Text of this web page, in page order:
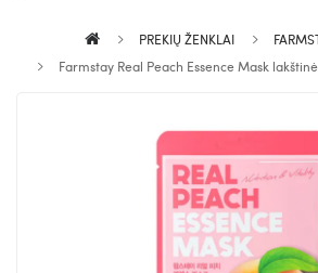
PREKIŲ ŽENKLAI
Farmstay Real Peach Essence Mask